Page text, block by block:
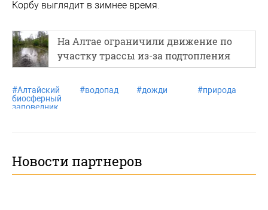
Корбу выглядит в зимнее время.
На Алтае ограничили движение по
участку трассы из-за подтопления
#Алтайский
биосферный
заповедник
#водопад #дожди #природа
Новости партнеров